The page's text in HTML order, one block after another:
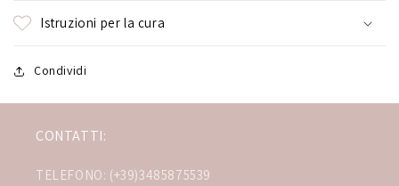
Istruzioni per la cura
Condividi
CONTATTI:
TELEFONO: (+39)3485875539